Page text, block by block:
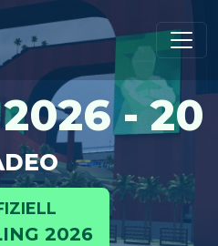
- 20
2026